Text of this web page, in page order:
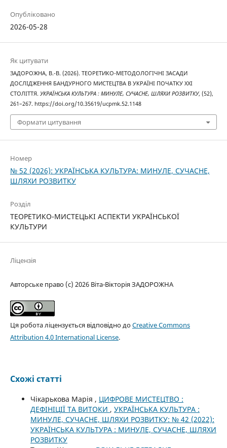
Опубліковано
2026-05-28
Як цитувати
ЗАДОРОЖНА, В.-В. (2026). ТЕОРЕТИКО-МЕТОДОЛОГІЧНІ ЗАСАДИ
ДОСЛІДЖЕННЯ БАНДУРНОГО МИСТЕЦТВА В УКРАЇНІ ПОЧАТКУ XXI
СТОЛІТТЯ. УКРАЇНСЬКА КУЛЬТУРА : МИНУЛЕ, СУЧАСНЕ, ШЛЯХИ РОЗВИТКУ, (52),
261–267. https://doi.org/10.35619/ucpmk.52.1148
Формати цитування
Номер
№ 52 (2026): УКРАЇНСЬКА КУЛЬТУРА: МИНУЛЕ, СУЧАСНЕ,
ШЛЯХИ РОЗВИТКУ
Розділ
ТЕОРЕТИКО-МИСТЕЦЬКІ АСПЕКТИ УКРАЇНСЬКОЇ
КУЛЬТУРИ
Ліцензія
Авторське право (c) 2026 Віта-Вікторія ЗАДОРОЖНА
Ця робота ліцензується відповідно доCreative Commons
Attribution 4.0 International License.
Схожі статті
Чікарькова Марія , ЦИФРОВЕ МИСТЕЦТВО :
ДЕФІНІЦІЇ ТА ВИТОКИ , УКРАЇНСЬКА КУЛЬТУРА :
МИНУЛЕ, СУЧАСНЕ, ШЛЯХИ РОЗВИТКУ: № 42 (2022):
УКРАЇНСЬКА КУЛЬТУРА : МИНУЛЕ, СУЧАСНЕ, ШЛЯХИ
РОЗВИТКУ